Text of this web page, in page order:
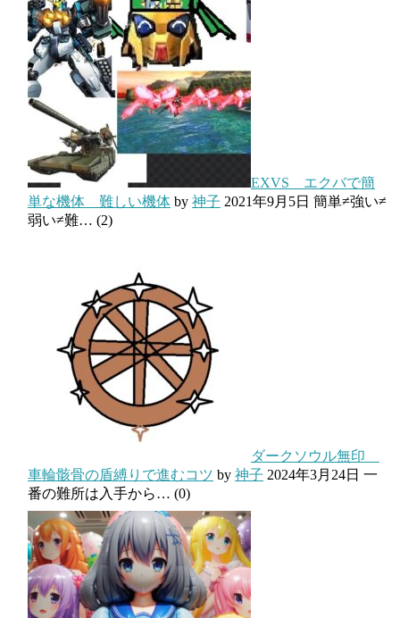
EXVS エクバで簡
単な機体 難しい機体 by 神子 2021年9月5日 簡単≠強い≠
弱い≠難… (2)
ダークソウル無印
車輪骸骨の盾縛りで進むコツ by 神子 2024年3月24日 一
番の難所は入手から… (0)